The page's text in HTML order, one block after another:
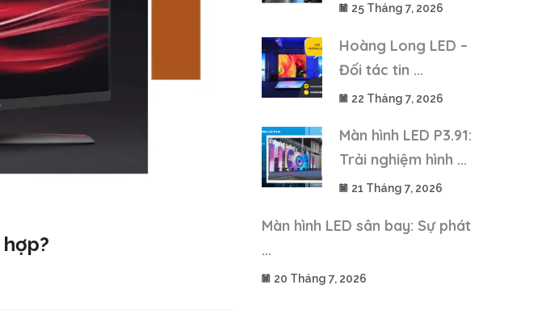
25 Tháng 7, 2026
Hoàng Long LED –
Đối tác tin ...
22 Tháng 7, 2026
Màn hình LED P3.91:
Trải nghiệm hình ...
21 Tháng 7, 2026
Màn hình LED sân bay: Sự phát
...
20 Tháng 7, 2026